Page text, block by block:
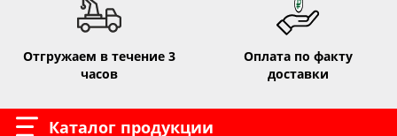
Отгружаем в течение 3
часов
Оплата по факту
доставки
Каталог продукции